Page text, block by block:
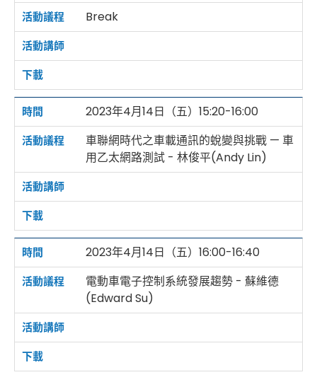
Break
2023年4月14日（五）15:20-16:00
車聯網時代之車載通訊的蛻變與挑戰 — 車
用乙太網路測試 - 林俊平(Andy Lin)
2023年4月14日（五）16:00-16:40
電動車電子控制系統發展趨勢 - 蘇維德
(Edward Su)